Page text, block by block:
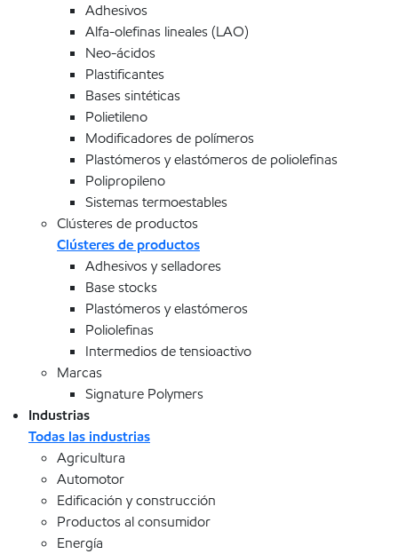
Adhesivos
Alfa-olefinas lineales (LAO)
Neo-ácidos
Plastificantes
Bases sintéticas
Polietileno
Modificadores de polímeros
Plastómeros y elastómeros de poliolefinas
Polipropileno
Sistemas termoestables
Clústeres de productos
Clústeres de productos
Adhesivos y selladores
Base stocks
Plastómeros y elastómeros
Poliolefinas
Intermedios de tensioactivo
Marcas
Signature Polymers
Industrias
Todas las industrias
Agricultura
Automotor
Edificación y construcción
Productos al consumidor
Energía